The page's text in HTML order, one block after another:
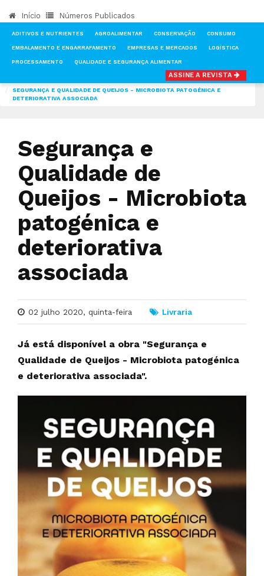
Início Números Publicados
ADITIVOS E NUTRIENTES AGROALIMENTAR CONSERVAÇÃO CONSUMO
EMBALAMENTO E ENGARRAFAMENTO EMPRESAS E MERCADOS LOGÍSTICA
PROCESSAMENTO QUALIDADE E SEGURANÇA ALIMENTAR
ASSINE A REVISTA
SEGURANÇA E QUALIDADE DE QUEIJOS - MICROBIOTA PATOGÉNICA E
DETERIORATIVA ASSOCIADA
Segurança e
Qualidade de
Queijos - Microbiota
patogénica e
deteriorativa
associada
02 julho 2020, quinta-feira Livraria
Já está disponível a obra "Segurança e
Qualidade de Queijos - Microbiota patogénica
e deteriorativa associada".